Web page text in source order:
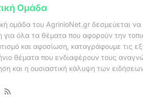
Ομάδα
ομάδα του AgrinioNet.gr δεσμεύεται να
όλα τα θέματα που αφορούν την
και αφοσίωση, καταγράφουμε τις
θέματα που ενδιαφέρουν τους
και η ουσιαστική κάλυψη των